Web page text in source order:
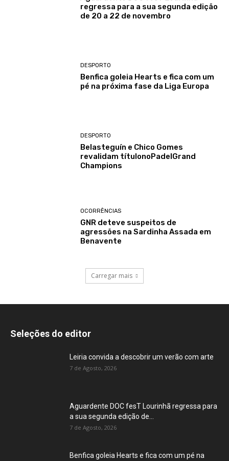
regressa para a sua segunda edição
de 20 a 22 de novembro
DESPORTO
Benfica goleia Hearts e fica com um
pé na próxima fase da Liga Europa
DESPORTO
Belasteguín e Chico Gomes
revalidam títulonoPadelGrand
Champions
OCORRÊNCIAS
GNR deteve suspeitos de
agressões na Sardinha Assada em
Benavente
Carregar mais
Seleções do editor
Leiria convida a descobrir um verão com arte
7 de Agosto, 2026
Aguardente DOC fesT Lourinhã regressa para
a sua segunda edição de...
7 de Agosto, 2026
Benfica goleia Hearts e fica com um pé na